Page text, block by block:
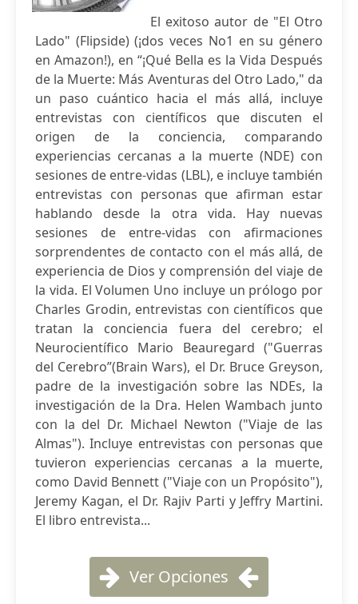
El exitoso autor de "El Otro
Lado" (Flipside) (¡dos veces No1 en su género
en Amazon!), en “¡Qué Bella es la Vida Después
de la Muerte: Más Aventuras del Otro Lado," da
un paso cuántico hacia el más allá, incluye
entrevistas con científicos que discuten el
origen de la conciencia, comparando
experiencias cercanas a la muerte (NDE) con
sesiones de entre-vidas (LBL), e incluye también
entrevistas con personas que afirman estar
hablando desde la otra vida. Hay nuevas
sesiones de entre-vidas con afirmaciones
sorprendentes de contacto con el más allá, de
experiencia de Dios y comprensión del viaje de
la vida. El Volumen Uno incluye un prólogo por
Charles Grodin, entrevistas con científicos que
tratan la conciencia fuera del cerebro; el
Neurocientífico Mario Beauregard ("Guerras
del Cerebro”(Brain Wars), el Dr. Bruce Greyson,
padre de la investigación sobre las NDEs, la
investigación de la Dra. Helen Wambach junto
con la del Dr. Michael Newton ("Viaje de las
Almas"). Incluye entrevistas con personas que
tuvieron experiencias cercanas a la muerte,
como David Bennett ("Viaje con un Propósito"),
Jeremy Kagan, el Dr. Rajiv Parti y Jeffry Martini.
El libro entrevista...
Ver Opciones